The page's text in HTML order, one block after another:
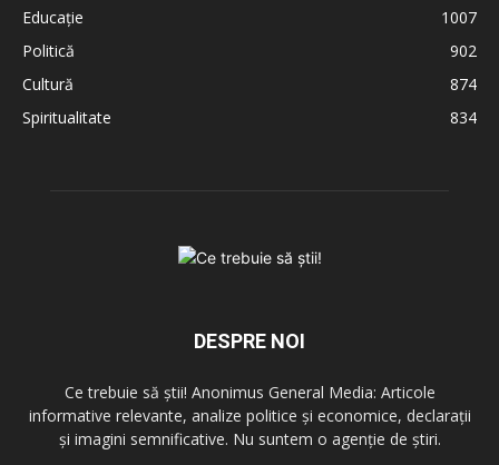
Educație
1007
Politică
902
Cultură
874
Spiritualitate
834
DESPRE NOI
Ce trebuie să știi! Anonimus General Media: Articole
informative relevante, analize politice și economice, declarații
și imagini semnificative. Nu suntem o agenție de știri.